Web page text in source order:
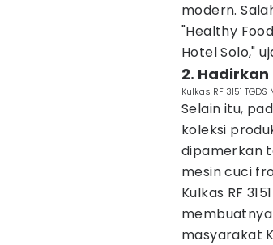
modern.
"Healthy
Hotel Solo,"
2.
Kulkas RF 3151
Selain itu,
koleksi
dipamerkan
mesin cuci
Kulkas RF
masyarakat